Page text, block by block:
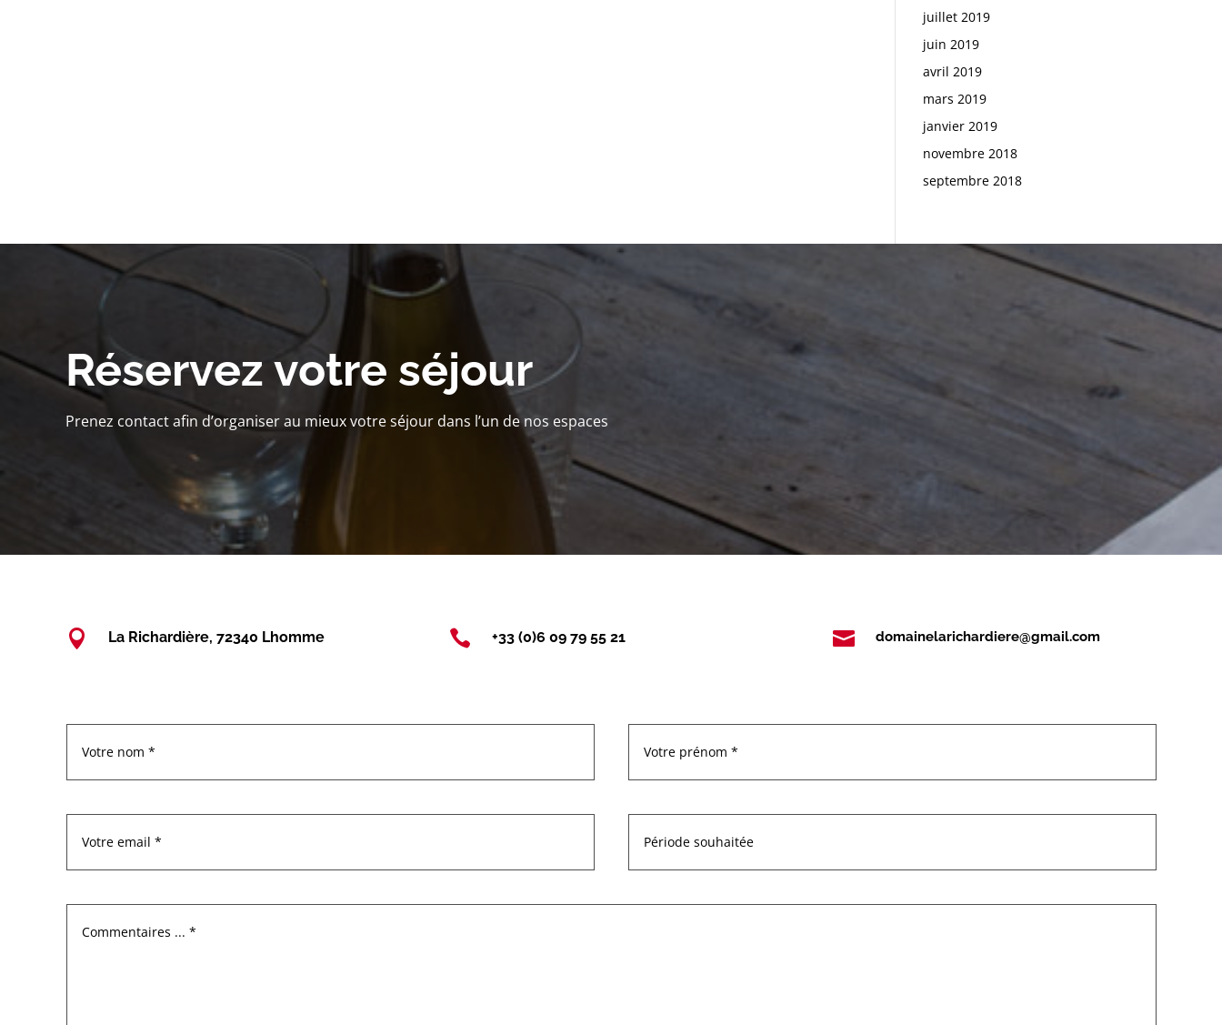
juillet 2019
juin 2019
avril 2019
mars 2019
janvier 2019
novembre 2018
septembre 2018
Réservez votre séjour
Prenez contact afin d’organiser au mieux votre séjour dans l’un de nos espaces
 La Richardière, 72340 Lhomme  +33 (0)6 09 79 55 21  domainelarichardiere@gmail.com